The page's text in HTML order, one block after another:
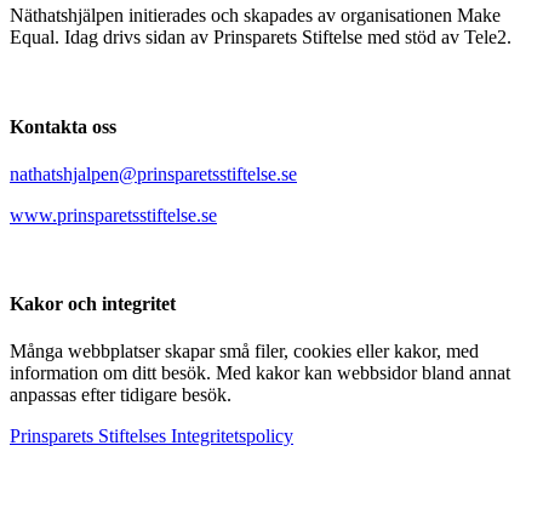
Näthatshjälpen initierades och skapades av organisationen Make
Equal. Idag drivs sidan av Prinsparets Stiftelse med stöd av Tele2.
Kontakta oss
nathatshjalpen@prinsparetsstiftelse.se
www.prinsparetsstiftelse.se
Kakor och integritet
Många webbplatser skapar små filer, cookies eller kakor, med
information om ditt besök. Med kakor kan webbsidor bland annat
anpassas efter tidigare besök.
Prinsparets Stiftelses Integritetspolicy